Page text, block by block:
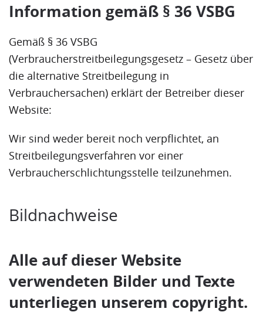
Information gemäß § 36 VSBG
Gemäß § 36 VSBG
(Verbraucherstreitbeilegungsgesetz – Gesetz über
die alternative Streitbeilegung in
Verbrauchersachen) erklärt der Betreiber dieser
Website:
Wir sind weder bereit noch verpflichtet, an
Streitbeilegungsverfahren vor einer
Verbraucherschlichtungsstelle teilzunehmen.
Bildnachweise
Alle auf dieser Website
verwendeten Bilder und Texte
unterliegen unserem copyright.